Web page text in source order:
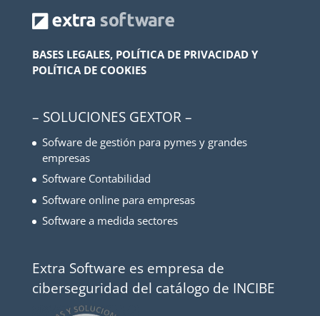
BASES LEGALES, POLÍTICA DE PRIVACIDAD Y
POLÍTICA DE COOKIES
– SOLUCIONES GEXTOR –
Sofware de gestión para pymes y grandes
empresas
Software Contabilidad
Software online para empresas
Software a medida sectores
Extra Software es empresa de
ciberseguridad del catálogo de INCIBE